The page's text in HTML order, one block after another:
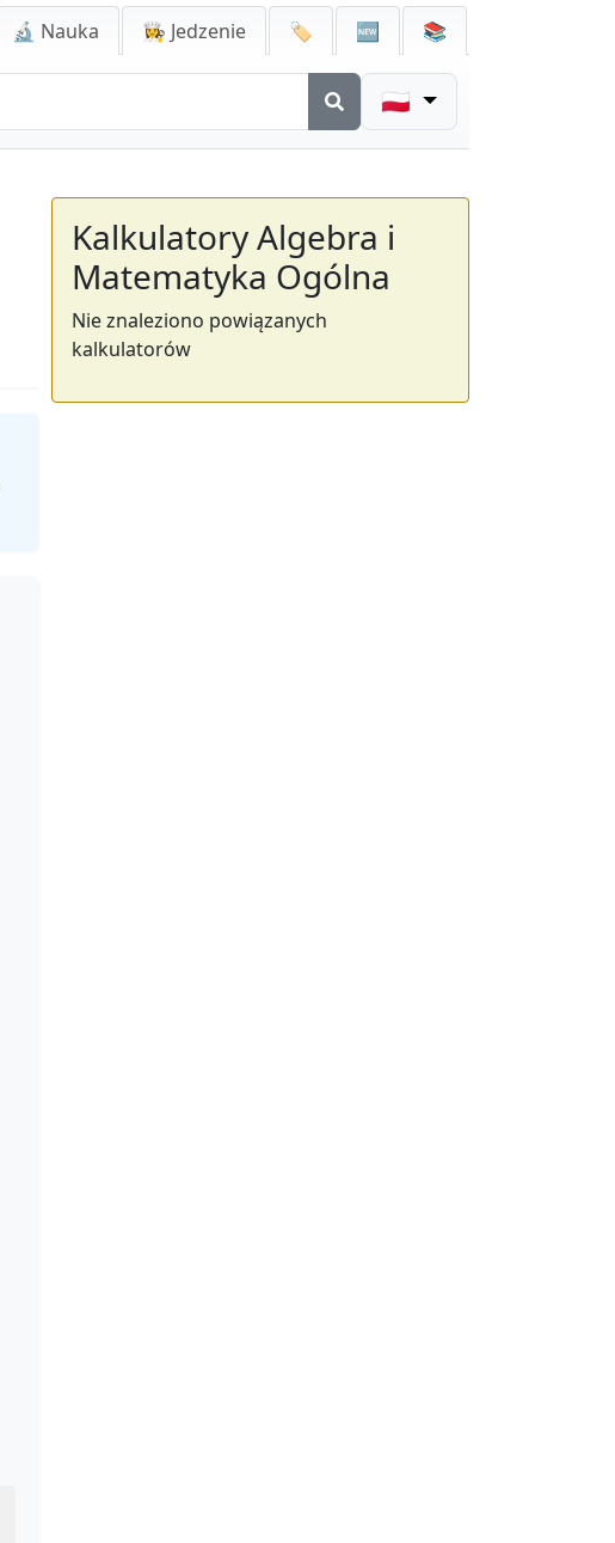
🔬 Nauka 👩‍🍳 Jedzenie 🏷️ 🆕 📚
🇵🇱
Kalkulatory Algebra i
Matematyka Ogólna
Nie znaleziono powiązanych
kalkulatorów